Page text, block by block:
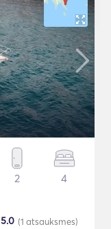
2 4
(1 atsauksmes)
5.0